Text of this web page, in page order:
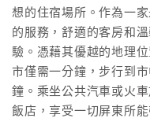
特
色
民
宿
想的住宿場所。作為一
的服務，舒適的客房和
驗。憑藉其優越的地理
市僅需一分鐘，步行到
鐘。乘坐公共汽車或火
飯店，享受一切屏東所